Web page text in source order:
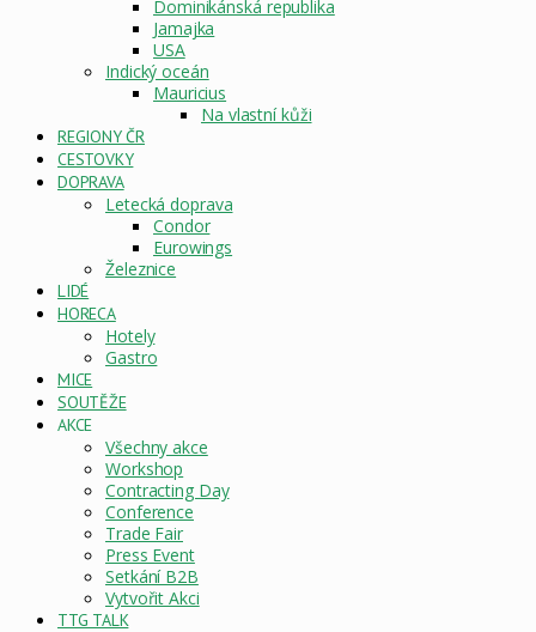
Dominikánská republika
Jamajka
USA
Indický oceán
Mauricius
Na vlastní kůži
REGIONY ČR
CESTOVKY
DOPRAVA
Letecká doprava
Condor
Eurowings
Železnice
LIDÉ
HORECA
Hotely
Gastro
MICE
SOUTĚŽE
AKCE
Všechny akce
Workshop
Contracting Day
Conference
Trade Fair
Press Event
Setkání B2B
Vytvořit Akci
TTG TALK